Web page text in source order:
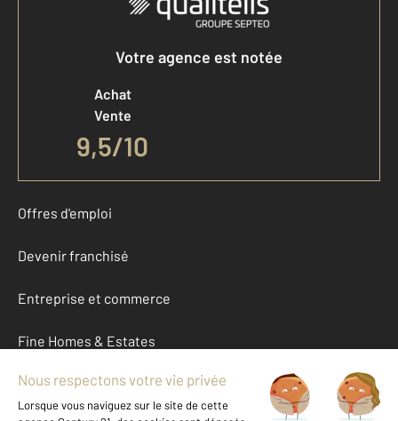
Votre agence est notée
Achat
Vente
9,5/10
Offres d'emploi
Devenir franchisé
Entreprise et commerce
Fine Homes & Estates
À propos